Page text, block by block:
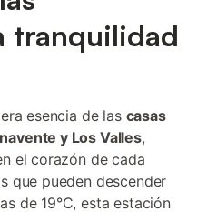
tranquilidad
esencia de las casas
y Los Valles,
el corazón de cada
que pueden descender
de 19°C, esta estación